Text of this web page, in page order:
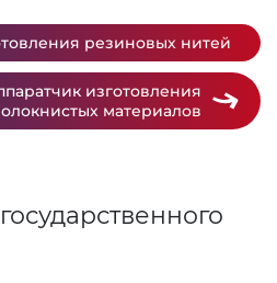
резиновых нитей
изготовления
материалов